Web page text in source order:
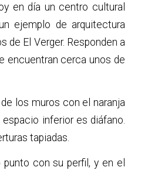
en día un centro cultural
ejemplo de arquitectura
El Verger. Responden a
encuentran cerca unos de
los muros con el naranja
inferior es diáfano.
tapiadas.
con su perfil, y en el